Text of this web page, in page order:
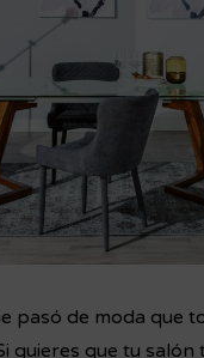
pasó de moda que
quieres que tu